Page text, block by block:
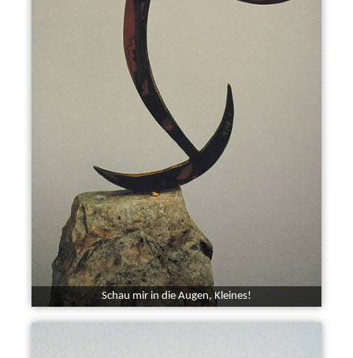
Schau mir in die Augen, Kleines!